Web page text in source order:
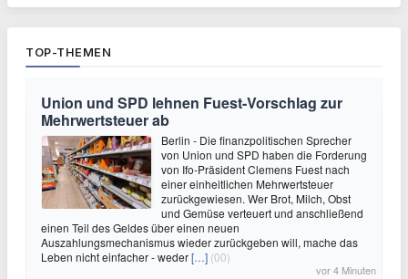
TOP-THEMEN
Union und SPD lehnen Fuest-Vorschlag zur
Mehrwertsteuer ab
Berlin - Die finanzpolitischen Sprecher
von Union und SPD haben die Forderung
von Ifo-Präsident Clemens Fuest nach
einer einheitlichen Mehrwertsteuer
zurückgewiesen. Wer Brot, Milch, Obst
und Gemüse verteuert und anschließend
einen Teil des Geldes über einen neuen
Auszahlungsmechanismus wieder zurückgeben will, mache das
Leben nicht einfacher - weder[…] (00)
vor 4 Minuten